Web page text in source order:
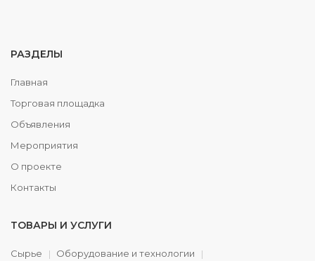
РАЗДЕЛЫ
Главная
Торговая площадка
Объявления
Мероприятия
О проекте
Контакты
ТОВАРЫ И УСЛУГИ
Сырье Оборудование и технологии